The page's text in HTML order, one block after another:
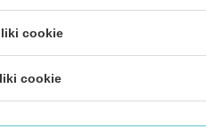
cookie
cookie